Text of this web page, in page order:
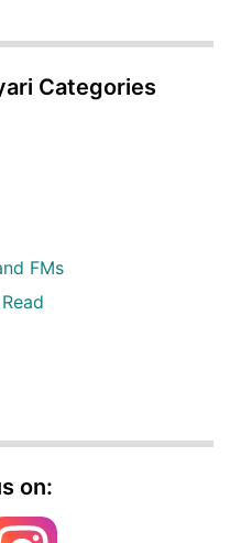
Categories
FMs
on: